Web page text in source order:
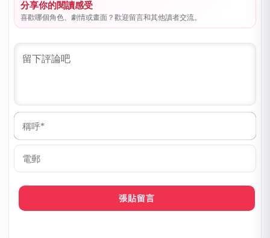
分享你的閱讀感受
喜歡哪個角色、劇情或畫面？歡迎留言和其他讀者交流。
稱
*
郵